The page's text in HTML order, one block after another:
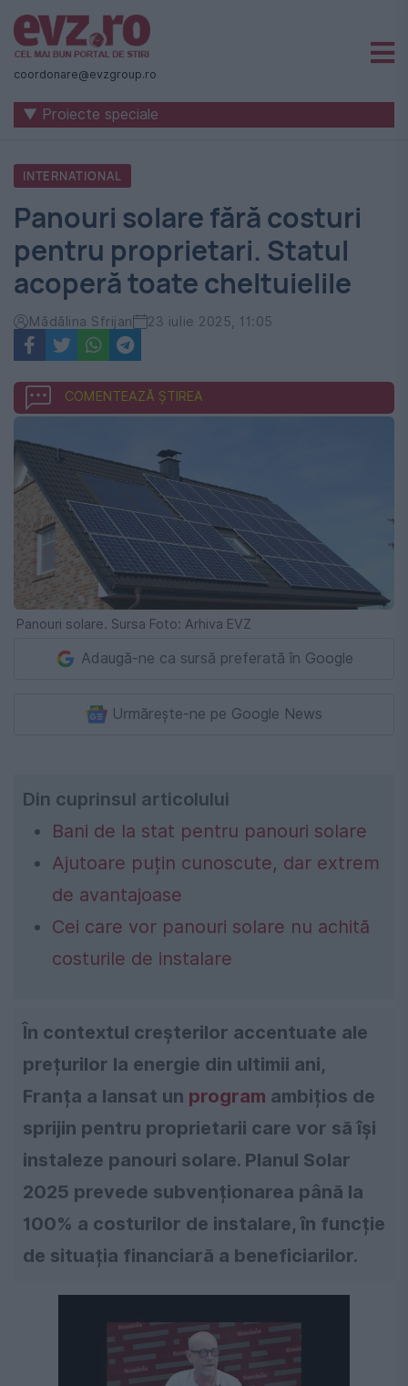
Știri
naționale
internaționale
România
-
Evenimentul
Zilei
coordonare@evzgroup.ro
▼ Proiecte speciale
INTERNATIONAL
Panouri solare fără costuri
pentru proprietari. Statul
acoperă toate cheltuielile
Mădălina Sfrijan 23 iulie 2025, 11:05
COMENTEAZĂ ȘTIREA
Panouri solare. Sursa Foto: Arhiva EVZ
Adaugă-ne ca sursă preferată în Google
Urmărește-ne pe Google News
Din cuprinsul articolului
Bani de la stat pentru panouri solare
Ajutoare puțin cunoscute, dar extrem
de avantajoase
Cei care vor panouri solare nu achită
costurile de instalare
În contextul creșterilor accentuate ale
prețurilor la energie din ultimii ani,
Franța a lansat un program ambițios de
sprijin pentru proprietarii care vor să își
instaleze panouri solare. Planul Solar
2025 prevede subvenționarea până la
100% a costurilor de instalare, în funcție
de situația financiară a beneficiarilor.